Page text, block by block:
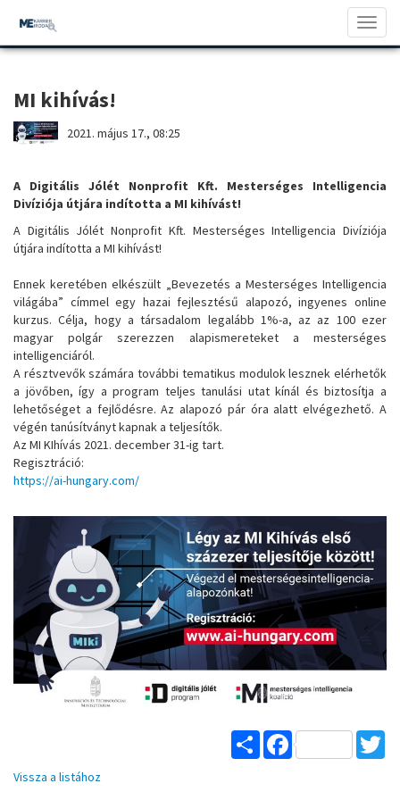
MI kihívás!
2021. május 17., 08:25
A Digitális Jólét Nonprofit Kft. Mesterséges Intelligencia
Divíziója útjára indította a MI kihívást!
A Digitális Jólét Nonprofit Kft. Mesterséges Intelligencia Divíziója
útjára indította a MI kihívást!
Ennek keretében elkészült „Bevezetés a Mesterséges Intelligencia
világába” címmel egy hazai fejlesztésű alapozó, ingyenes online
kurzus. Célja, hogy a társadalom legalább 1%-a, az az 100 ezer
magyar polgár szerezzen alapismereteket a mesterséges
intelligenciáról.
A résztvevők számára további tematikus modulok lesznek elérhetők
a jövőben, így a program teljes tanulási utat kínál és biztosítja a
lehetőséget a fejlődésre. Az alapozó pár óra alatt elvégezhető. A
végén tanúsítványt kapnak a teljesítők.
Az MI KIhívás 2021. december 31-ig tart.
Regisztráció:
https://ai-hungary.com/
Share Facebook
Vissza a listához